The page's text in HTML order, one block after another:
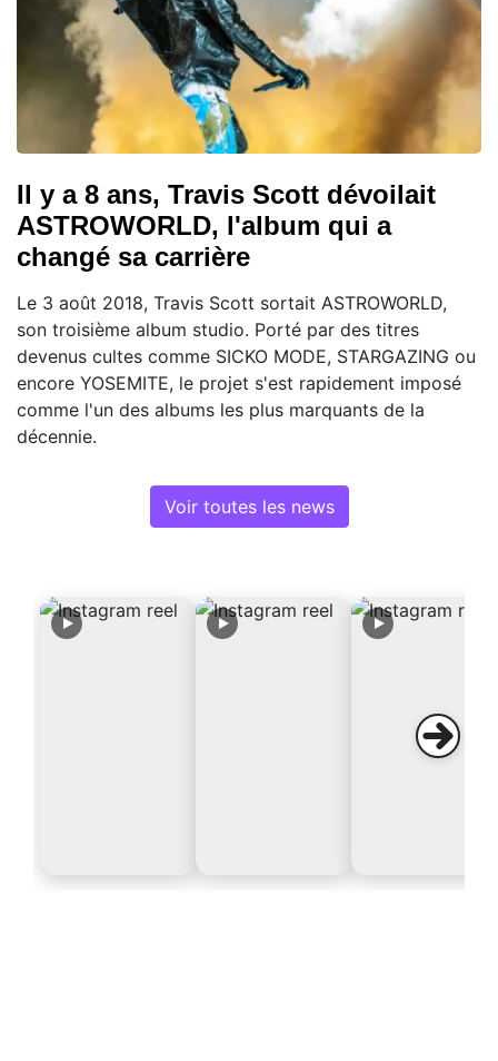
Il y a 8 ans, Travis Scott dévoilait
ASTROWORLD, l'album qui a
changé sa carrière
Le 3 août 2018, Travis Scott sortait ASTROWORLD,
son troisième album studio. Porté par des titres
devenus cultes comme SICKO MODE, STARGAZING ou
encore YOSEMITE, le projet s'est rapidement imposé
comme l'un des albums les plus marquants de la
décennie.
Voir toutes les news